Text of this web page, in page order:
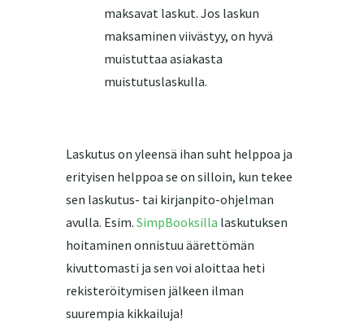
maksavat laskut. Jos laskun
maksaminen viivästyy, on hyvä
muistuttaa asiakasta
muistutuslaskulla.
Laskutus on yleensä ihan suht helppoa ja
erityisen helppoa se on silloin, kun tekee
sen laskutus- tai kirjanpito-ohjelman
avulla. Esim.SimpBooksilla laskutuksen
hoitaminen onnistuu äärettömän
kivuttomasti ja sen voi aloittaa heti
rekisteröitymisen jälkeen ilman
suurempia kikkailuja!